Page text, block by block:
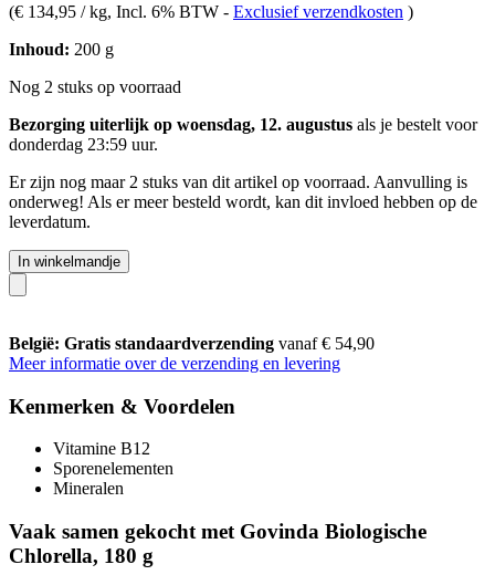
(€ 134,95 / kg, Incl. 6% BTW - Exclusief verzendkosten )
Inhoud: 200 g
Nog 2 stuks op voorraad
Bezorging uiterlijk op woensdag, 12. augustus als je bestelt voor
donderdag 23:59 uur.
Er zijn nog maar 2 stuks van dit artikel op voorraad. Aanvulling is
onderweg! Als er meer besteld wordt, kan dit invloed hebben op de
leverdatum.
In winkelmandje
België: Gratis standaardverzending vanaf € 54,90
Meer informatie over de verzending en levering
Kenmerken & Voordelen
Vitamine B12
Sporenelementen
Mineralen
Vaak samen gekocht met Govinda Biologische
Chlorella, 180 g